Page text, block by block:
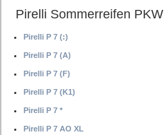
Pirelli Sommerreifen PKW
Pirelli P 7 (:)
Pirelli P 7 (A)
Pirelli P 7 (F)
Pirelli P 7 (K1)
Pirelli P 7 *
Pirelli P 7 AO XL